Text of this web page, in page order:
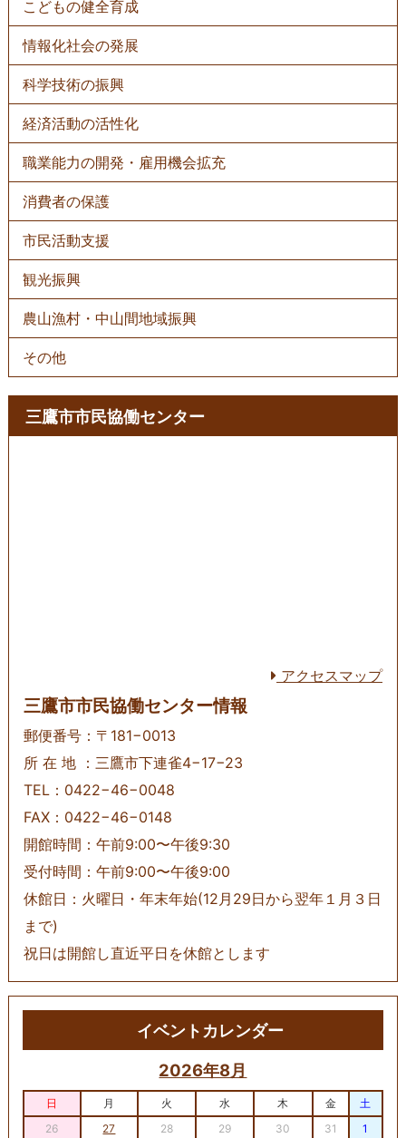
こどもの健全育成
情報化社会の発展
科学技術の振興
経済活動の活性化
職業能力の開発・雇用機会拡充
消費者の保護
市民活動支援
観光振興
農山漁村・中山間地域振興
その他
三鷹市市民協働センター
アクセスマップ
三鷹市市民協働センター情報
郵便番号：〒181−0013
所 在 地 ：三鷹市下連雀4−17−23
TEL：0422−46−0048
FAX：0422−46−0148
開館時間：午前9:00〜午後9:30
受付時間：午前9:00〜午後9:00
休館日：火曜日・年末年始(12月29日から翌年１月３日
まで)
祝日は開館し直近平日を休館とします
イベントカレンダー
2026年8月
日 月 火 水 木 金
土
26
27 28 29 30 31
1